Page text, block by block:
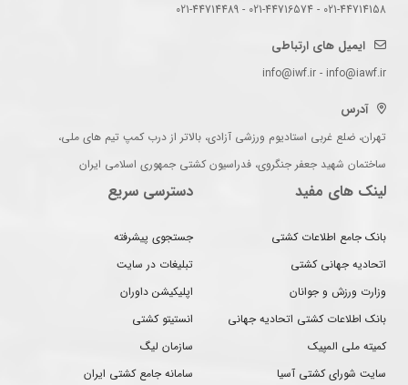
021-44714158 - 021-44716574 - 021-44714489
ایمیل های ارتباطی
info@iwf.ir - info@iawf.ir
آدرس
تهران، ضلع غربی استادیوم ورزشی آزادی، بالاتر از درب کمپ تیم های ملی،
ساختمان شهید جعفر جنگروی، فدراسیون کشتی جمهوری اسلامی ایران
لینک های مفید
بانک جامع اطلاعات کشتی
اتحادیه جهانی کشتی
وزارت ورزش و جوانان
بانک اطلاعات کشتی اتحادیه جهانی
کمیته ملی المپیک
سایت شورای کشتی آسیا
دسترسی سریع
جستجوی پیشرفته
تبلیغات در سایت
اپلیکیشن داوران
انستیتو کشتی
سازمان لیگ
سامانه جامع کشتی ایران